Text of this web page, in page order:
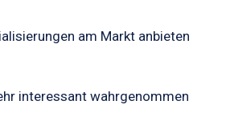
am Markt anbieten
interessant wahrgenommen